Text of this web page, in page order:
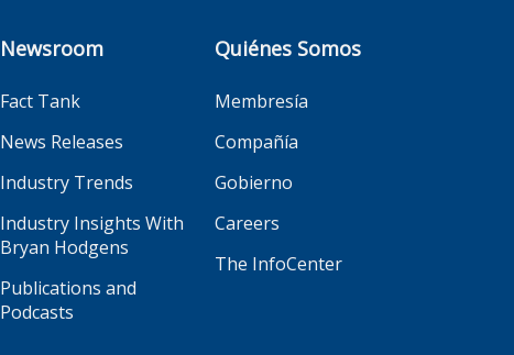
Newsroom
Fact Tank
News Releases
Industry Trends
Industry Insights With
Bryan Hodgens
Publications and
Podcasts
Quiénes Somos
Membresía
Compañía
Gobierno
Careers
The InfoCenter